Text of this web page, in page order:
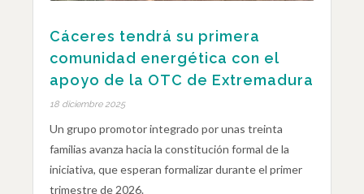
Cáceres tendrá su primera
comunidad energética con el
apoyo de la OTC de Extremadura
18 diciembre 2025
Un grupo promotor integrado por unas treinta
familias avanza hacia la constitución formal de la
iniciativa, que esperan formalizar durante el primer
trimestre de 2026.